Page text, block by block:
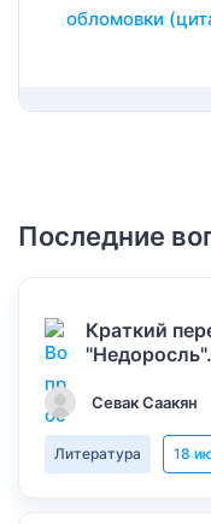
обломовки
Последние
Краткий
"Недоросль".
Севак Саакян
Литература 18